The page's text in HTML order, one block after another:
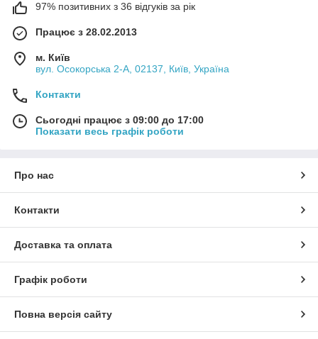
97% позитивних з 36 відгуків за рік
Працює з 28.02.2013
м. Київ
вул. Осокорська 2-А, 02137, Київ, Україна
Контакти
Сьогодні працює з 09:00 до 17:00
Показати весь графік роботи
Про нас
Контакти
Доставка та оплата
Графік роботи
Повна версія сайту